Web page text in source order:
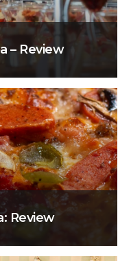
– Review
Review